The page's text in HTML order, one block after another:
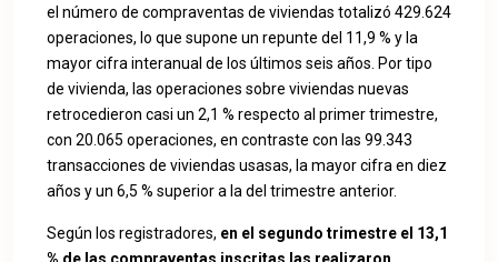
el número de compraventas de viviendas totalizó 429.624
operaciones, lo que supone un repunte del 11,9 % y la
mayor cifra interanual de los últimos seis años. Por tipo
de vivienda, las operaciones sobre viviendas nuevas
retrocedieron casi un 2,1 % respecto al primer trimestre,
con 20.065 operaciones, en contraste con las 99.343
transacciones de viviendas usasas, la mayor cifra en diez
años y un 6,5 % superior a la del trimestre anterior.
Según los registradores, en el segundo trimestre el 13,1
% de las compraventas inscritas las realizaron